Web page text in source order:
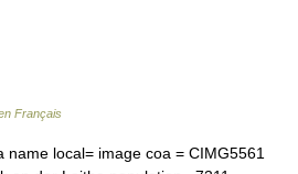
Français
local= image coa = CIMG5561